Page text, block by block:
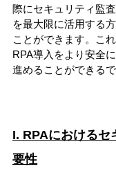
際にセキュリティ監
を最大限に活用する
ことができます。こ
RPA導入をより安全
進めることができるで
I. RPAにおけるセ
要性